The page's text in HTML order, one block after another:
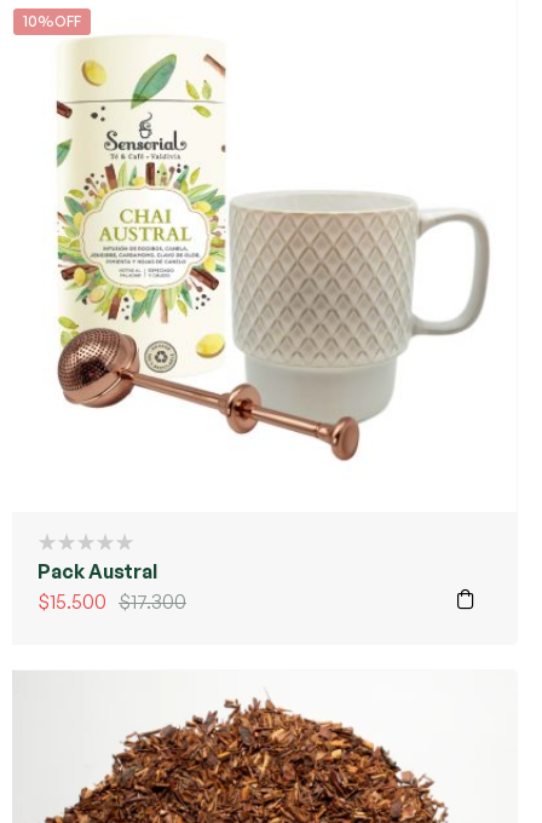
10%OFF
Pack Austral
$17.300
$15.500